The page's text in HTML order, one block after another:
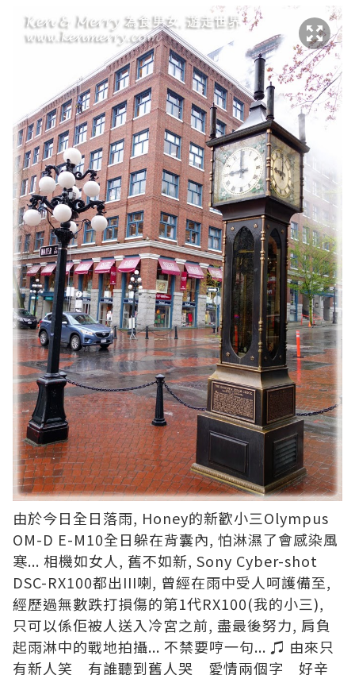
由於今日全日落雨, Honey的新歡小三Olympus
OM-D E-M10全日躲在背囊內, 怕淋濕了會感染風
寒... 相機如女人, 舊不如新, Sony Cyber-shot
DSC-RX100都出III喇, 曾經在雨中受人呵護備至,
經歷過無數跌打損傷的第1代RX100(我的小三),
只可以係佢被人送入冷宮之前, 盡最後努力, 肩負
起雨淋中的戰地拍攝... 不禁要哼一句... ♫ 由來只
有新人笑 有誰聽到舊人哭 愛情兩個字 好辛